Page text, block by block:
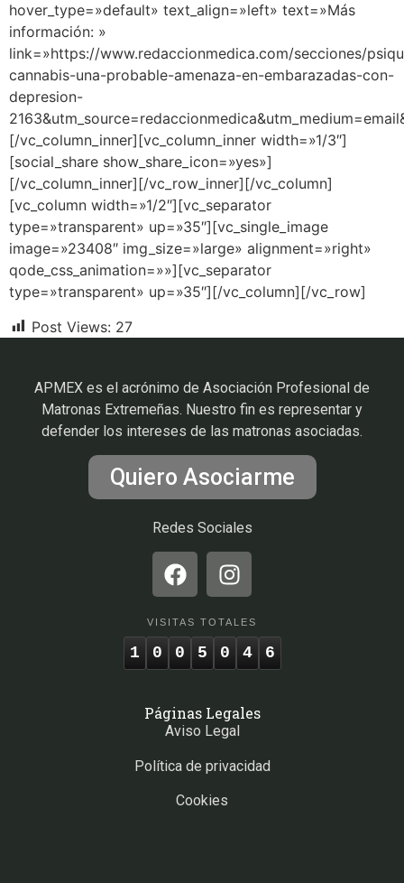
hover_type=»default» text_align=»left» text=»Más
información: »
link=»https://www.redaccionmedica.com/secciones/
cannabis-una-probable-amenaza-en-embarazadas-con-
depresion-
[/vc_column_inner][vc_column_inner width=»1/3″]
[social_share show_share_icon=»yes»]
[/vc_column_inner][/vc_row_inner][/vc_column]
[vc_column width=»1/2″][vc_separator
type=»transparent» up=»35″][vc_single_image
image=»23408″ img_size=»large» alignment=»right»
qode_css_animation=»»][vc_separator
type=»transparent» up=»35″][/vc_column][/vc_row]
Post Views: 27
APMEX es el acrónimo de Asociación Profesional de
Matronas Extremeñas. Nuestro fin es representar y
defender los intereses de las matronas asociadas.
Quiero Asociarme
Redes Sociales
VISITAS TOTALES
1 0 0 5 0 4 6
Páginas Legales
Aviso Legal
Política de privacidad
Cookies